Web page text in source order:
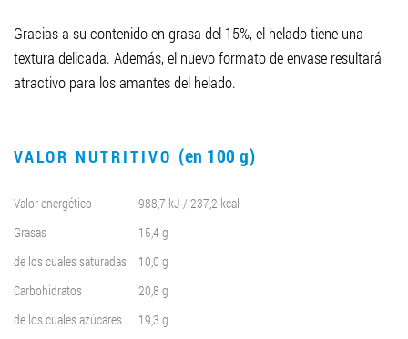
Gracias a su contenido en grasa del 15%, el helado tiene una
textura delicada. Además, el nuevo formato de envase resultará
atractivo para los amantes del helado.
VALOR NUTRITIVO (en 100 g)
Valor energético
988,7 kJ / 237,2 kcal
Grasas
15,4 g
de los cuales saturadas
10,0 g
Carbohidratos
20,8 g
de los cuales azúcares
19,3 g